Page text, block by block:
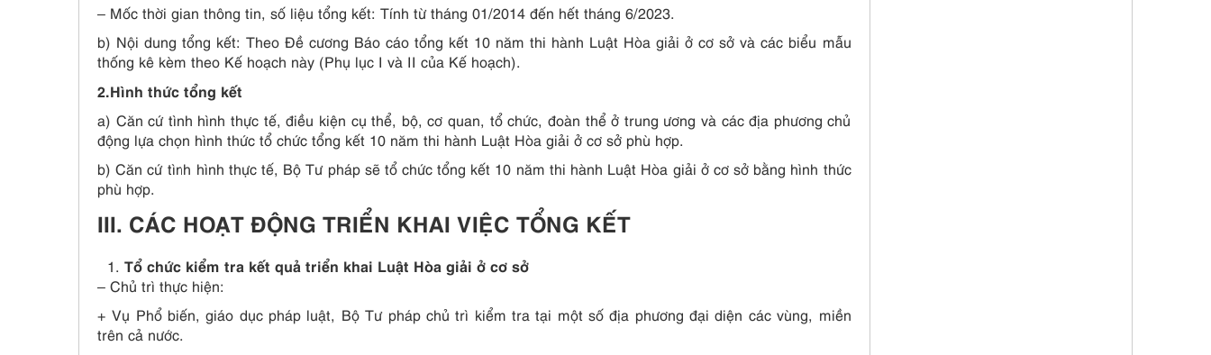
– Mốc thời gian thông tin, số liệu tổng kết: Tính từ tháng 01/2014 đến hết tháng 6/2023.
b) Nội dung tổng kết: Theo Đề cương Báo cáo tổng kết 10 năm thi hành Luật Hòa giải ở cơ sở và các biểu mẫu
thống kê kèm theo Kế hoạch này (Phụ lục I và II của Kế hoạch).
2.Hình thức tổng kết
a) Căn cứ tình hình thực tế, điều kiện cụ thể, bộ, cơ quan, tổ chức, đoàn thể ở trung ương và các địa phương chủ
động lựa chọn hình thức tổ chức tổng kết 10 năm thi hành Luật Hòa giải ở cơ sở phù hợp.
b) Căn cứ tình hình thực tế, Bộ Tư pháp sẽ tổ chức tổng kết 10 năm thi hành Luật Hòa giải ở cơ sở bằng hình thức
phù hợp.
III. CÁC HOẠT ĐỘNG TRIỂN KHAI VIỆC TỔNG KẾT
Tổ chức kiểm tra kết quả triển khai Luật Hòa giải ở cơ sở
– Chủ trì thực hiện:
+ Vụ Phổ biến, giáo dục pháp luật, Bộ Tư pháp chủ trì kiểm tra tại một số địa phương đại diện các vùng, miền
trên cả nước.